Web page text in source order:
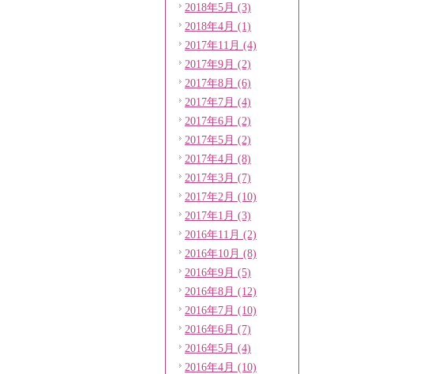
2018年5月 (3)
2018年4月 (1)
2017年11月 (4)
2017年9月 (2)
2017年8月 (6)
2017年7月 (4)
2017年6月 (2)
2017年5月 (2)
2017年4月 (8)
2017年3月 (7)
2017年2月 (10)
2017年1月 (3)
2016年11月 (2)
2016年10月 (8)
2016年9月 (5)
2016年8月 (12)
2016年7月 (10)
2016年6月 (7)
2016年5月 (4)
2016年4月 (10)